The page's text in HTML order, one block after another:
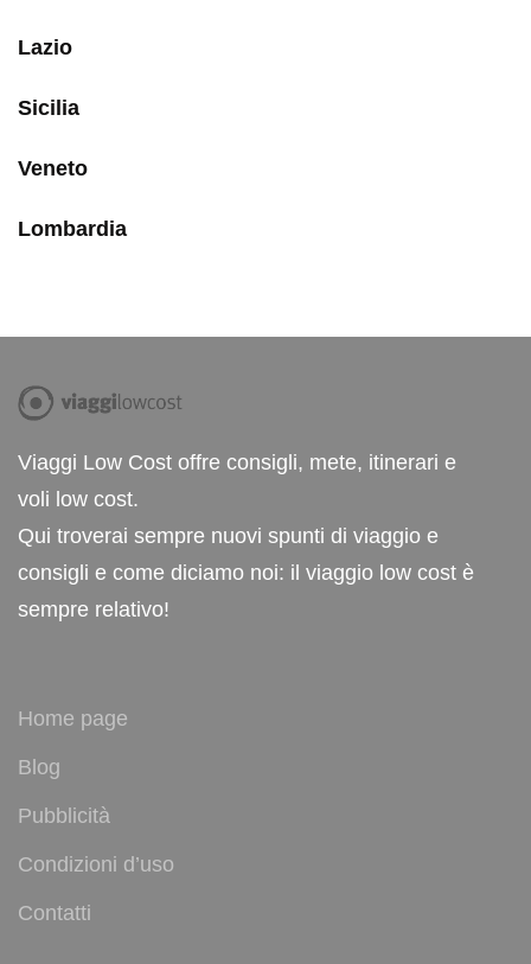
Lazio
Sicilia
Veneto
Lombardia
Viaggi Low Cost offre consigli, mete, itinerari e
voli low cost.
Qui troverai sempre nuovi spunti di viaggio e
consigli e come diciamo noi: il viaggio low cost è
sempre relativo!
Home page
Blog
Pubblicità
Condizioni d’uso
Contatti